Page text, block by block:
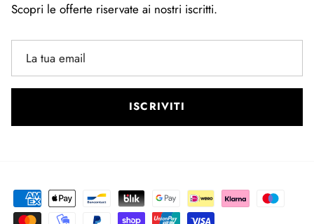
Scopri le offerte riservate ai nostri iscritti.
ISCRIVITI